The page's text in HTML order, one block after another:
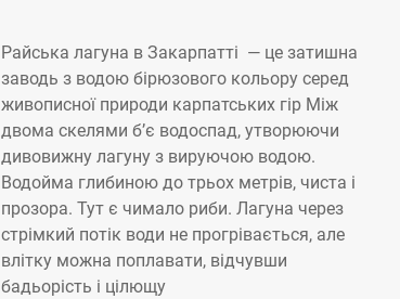
Райська лагуна в Закарпатті — це затишна
заводь з водою бірюзового кольору серед
живописної природи карпатських гір Між
двома скелями б’є водоспад, утворюючи
дивовижну лагуну з вируючою водою.
Водойма глибиною до трьох метрів, чиста і
прозора. Тут є чимало риби. Лагуна через
стрімкий потік води не прогрівається, але
влітку можна поплавати, відчувши
бадьорість і цілющу